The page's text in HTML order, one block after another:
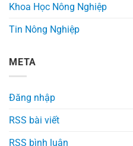
Khoa Học Nông Nghiệp
Tin Nông Nghiệp
META
Đăng nhập
RSS bài viết
RSS bình luận